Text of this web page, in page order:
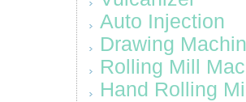
Auto Injection
Drawing
Rolling Mill
Hand Rolling